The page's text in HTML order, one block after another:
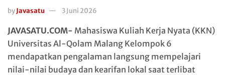
byJavasatu 3 Juni 2026
JAVASATU.COM- Mahasiswa Kuliah Kerja Nyata (KKN)
Universitas Al-Qolam Malang Kelompok 6
mendapatkan pengalaman langsung mempelajari
nilai-nilai budaya dan kearifan lokal saat terlibat